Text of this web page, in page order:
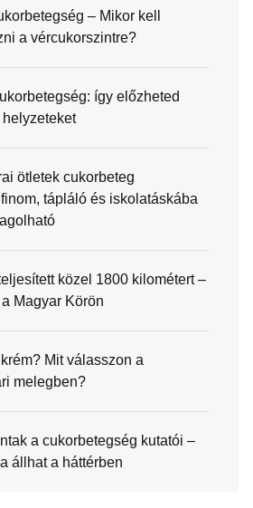
– Mikor kell
a vércukorszintre?
így előzheted
ötletek cukorbeteg
tápláló és iskolatáskába
közel 1800 kilométert –
Magyar Körön
Mit válasszon a
melegben?
a cukorbetegség kutatói –
állhat a háttérben